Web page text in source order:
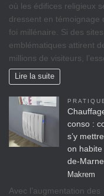
où les édifices religieux
dressent en témoignage
foi millénaire. Si des sites
emblématiques attirent
millions de visiteurs,
Lire la suite
conso :
s’y
on habite
de-
Makrem
Avec l’augmentation des